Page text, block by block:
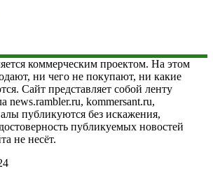
коммерческим проектом. На этом
ни чего не покупают, ни какие
Сайт представляет собой ленту
news.rambler.ru, kommersant.ru,
публикуются без искажения,
публикуемых новостей
не несёт.